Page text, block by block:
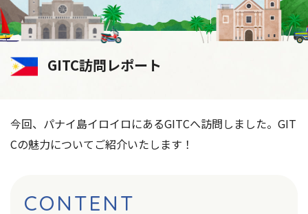
GITC訪問レポート
今回、パナイ島イロイロにあるGITCへ訪問しました。GIT
Cの魅力についてご紹介いたします！
CONTENT